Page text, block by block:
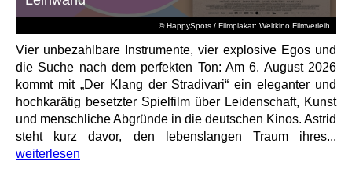
© HappySpots / Filmplakat: Weltkino Filmverleih
Vier unbezahlbare Instrumente, vier explosive Egos und
die Suche nach dem perfekten Ton: Am 6. August 2026
kommt mit „Der Klang der Stradivari“ ein eleganter und
hochkarätig besetzter Spielfilm über Leidenschaft, Kunst
und menschliche Abgründe in die deutschen Kinos. Astrid
steht kurz davor, den lebenslangen Traum ihres...
weiterlesen